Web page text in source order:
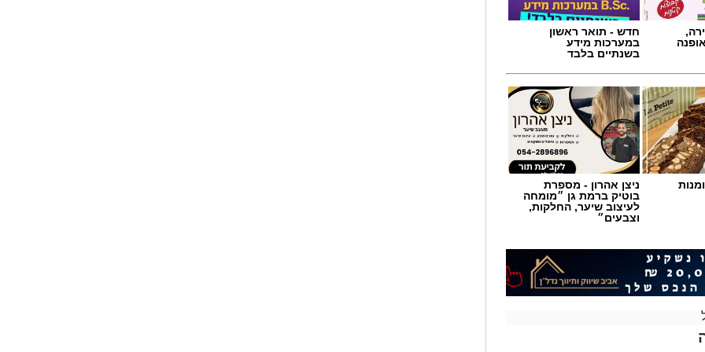
ניצן אהרון - מספרת
בוטיק ברמת גן ״מומחה
לעיצוב שיער, החלקות,
וצבעים״